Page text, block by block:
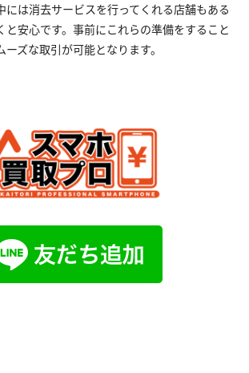
には消去サービスを行ってくれる店舗もある
と安心です。事前にこれらの準備をすること
ズな取引が可能となります。